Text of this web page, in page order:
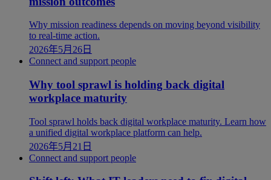
Why mission readiness depends on moving beyond visibility
to real-time action.
2026年5月26日
Connect and support people
Why tool sprawl is holding back digital
workplace maturity
Tool sprawl holds back digital workplace maturity. Learn how
a unified digital workplace platform can help.
2026年5月21日
Connect and support people